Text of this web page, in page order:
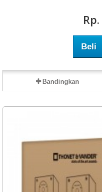
Beli
Bandingkan